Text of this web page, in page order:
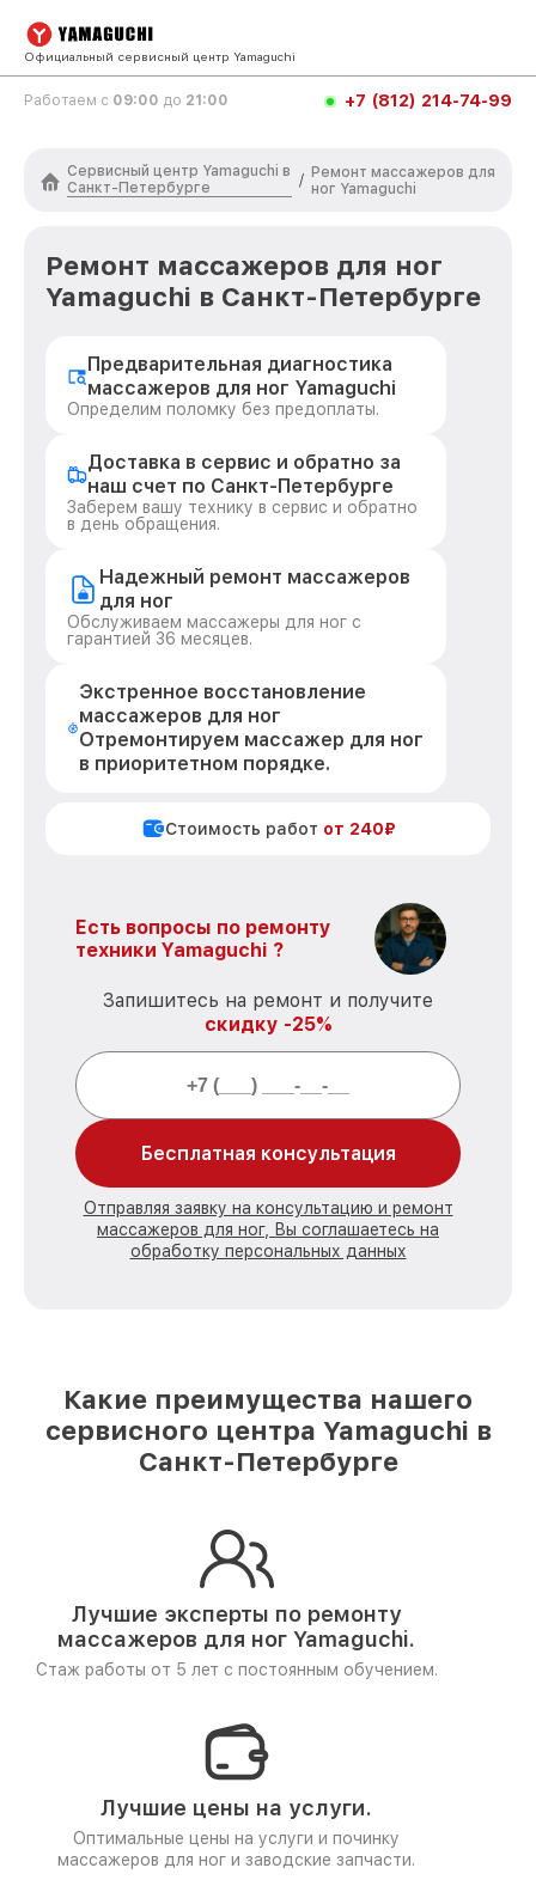
Официальный сервисный центр Yamaguchi
Работаем с 09:00 до 21:00 +7 (812) 214-74-99
Сервисный центр Yamaguchi в
Санкт-Петербурге
/ Ремонт массажеров для
ног Yamaguchi
Ремонт массажеров для ног
Yamaguchi в Санкт-Петербурге
Предварительная диагностика
массажеров для ног Yamaguchi
Определим поломку без предоплаты.
Доставка в сервис и обратно за
наш счет по Санкт-Петербурге
Заберем вашу технику в сервис и обратно
в день обращения.
Надежный ремонт массажеров
для ног
Обслуживаем массажеры для ног с
гарантией 36 месяцев.
Экстренное восстановление
массажеров для ног
Отремонтируем массажер для ног
в приоритетном порядке.
Стоимость работ от 240₽
Есть вопросы по ремонту
техники Yamaguchi ?
Запишитесь на ремонт и получите
скидку -25%
Бесплатная консультация
Отправляя заявку на консультацию и ремонт
массажеров для ног, Вы соглашаетесь на
обработку персональных данных
Какие преимущества нашего
сервисного центра Yamaguchi в
Санкт-Петербурге
Лучшие эксперты по ремонту
массажеров для ног Yamaguchi.
Стаж работы от 5 лет с постоянным обучением.
Лучшие цены на услуги.
Оптимальные цены на услуги и починку
массажеров для ног и заводские запчасти.